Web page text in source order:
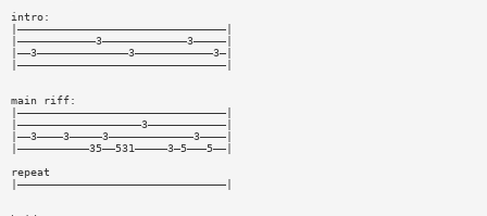
intro:
|————————————————————————————————|
|————————————3—————————————3—————|
|——3——————————————3————————————3—|
|————————————————————————————————|
main riff:
|————————————————————————————————|
|———————————————————3————————————|
|——3————3—————3—————————————3————|
|———————————35——531—————3—5———5——|
repeat
|————————————————————————————————|